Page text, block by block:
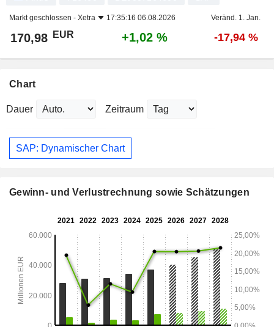
Markt geschlossen - Xetra 17:35:16 06.08.2026 Veränd. 1. Jan.
170,98 EUR +1,02 % -17,94 %
Chart
Dauer Zeitraum
SAP: Dynamischer Chart
Gewinn- und Verlustrechnung sowie Schätzungen